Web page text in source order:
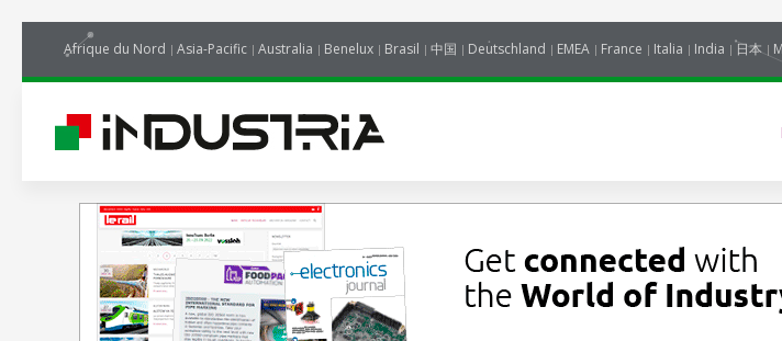
Afrique du Nord Asia-Pacific Australia Benelux Brasil 中国 Deutschland EMEA France Italia India 日本